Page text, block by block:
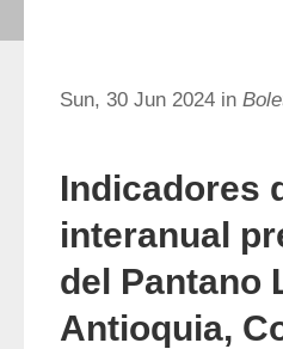
Sun, 30 Jun 2024 in
Indicadores
interanual
del Pantano
Antioquia,